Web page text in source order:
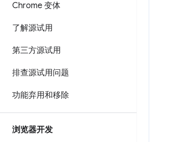
Chrome 变体
了解源试用
第三方源试用
排查源试用问题
功能弃用和移除
浏览器开发